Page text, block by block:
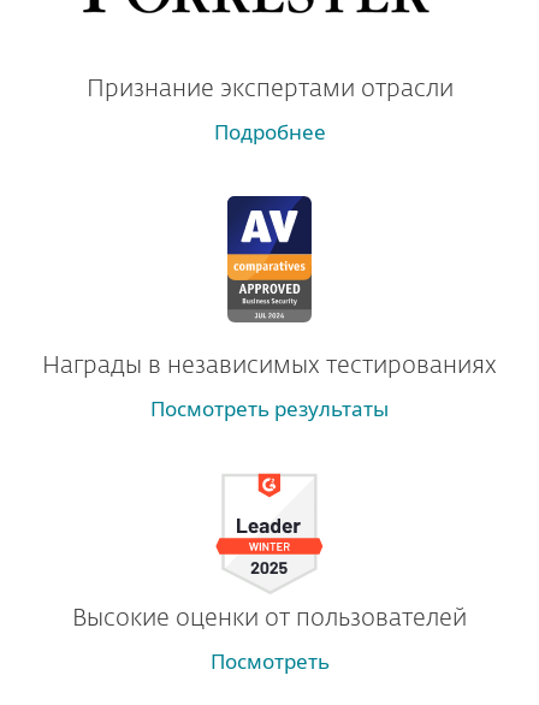
Признание экспертами отрасли
Подробнее
Награды в независимых тестированиях
Посмотреть результаты
Высокие оценки от пользователей
Посмотреть